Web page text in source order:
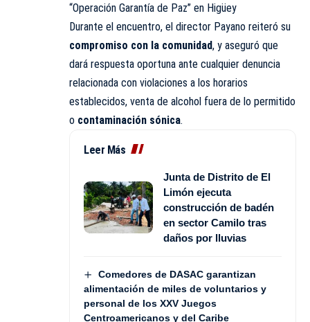
“Operación Garantía de Paz” en Higüey
Durante el encuentro, el director Payano reiteró su
compromiso con la comunidad, y aseguró que
dará respuesta oportuna ante cualquier denuncia
relacionada con violaciones a los horarios
establecidos, venta de alcohol fuera de lo permitido
o contaminación sónica.
Leer Más
Junta de Distrito de El
Limón ejecuta
construcción de badén
en sector Camilo tras
daños por lluvias
Comedores de DASAC garantizan
alimentación de miles de voluntarios y
personal de los XXV Juegos
Centroamericanos y del Caribe